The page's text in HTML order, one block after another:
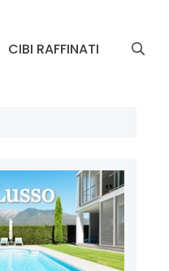
CIBI RAFFINATI